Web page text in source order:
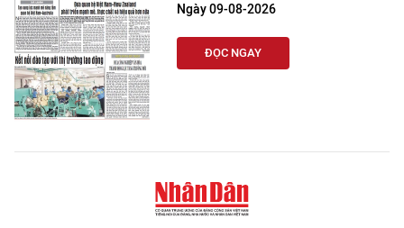
Ngày 09-08-2026
ĐỌC NGAY